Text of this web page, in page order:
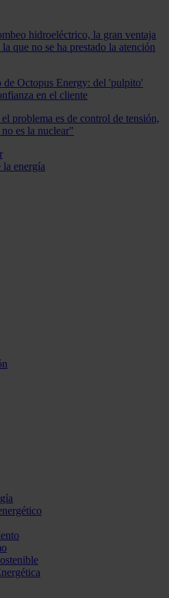
hidroeléctrico, la gran ventaja
que no se ha prestado la atención
de Octopus Energy: del 'pulpito'
en el cliente
problema es de control de tensión,
no es la nuclear"